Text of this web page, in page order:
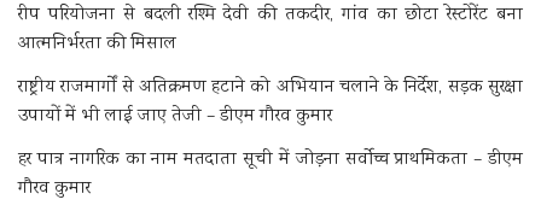
रीप परियोजना से बदली रश्मि देवी की तकदीर, गांव का छोटा रेस्टोरेंट बना
आत्मनिर्भरता की मिसाल
राष्ट्रीय राजमार्गों से अतिक्रमण हटाने को अभियान चलाने के निर्देश, सड़क सुरक्षा
उपायों में भी लाई जाए तेजी – डीएम गौरव कुमार
हर पात्र नागरिक का नाम मतदाता सूची में जोड़ना सर्वोच्च प्राथमिकता – डीएम
गौरव कुमार